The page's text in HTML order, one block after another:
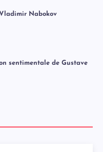
Nabokov
sentimentale de Gustave